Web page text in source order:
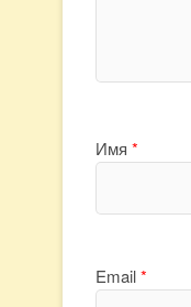
Имя *
Email*